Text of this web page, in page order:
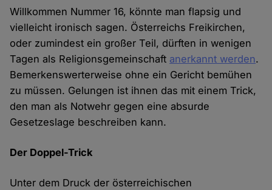
Willkommen Nummer 16, könnte man flapsig und
vielleicht ironisch sagen. Österreichs Freikirchen,
oder zumindest ein großer Teil, dürften in wenigen
Tagen als Religionsgemeinschaft anerkannt werden.
Bemerkenswerterweise ohne ein Gericht bemühen
zu müssen. Gelungen ist ihnen das mit einem Trick,
den man als Notwehr gegen eine absurde
Gesetzeslage beschreiben kann.
Der Doppel-Trick
Unter dem Druck der österreichischen